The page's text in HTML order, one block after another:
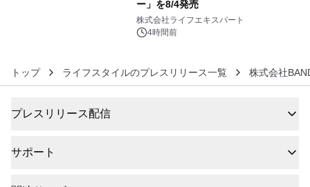
ー」を8/4発売
株式会社ライフエキスパート
4時間前
トップ ライフスタイルのプレスリリース一覧 株式会社
プレスリリース配信
サポート